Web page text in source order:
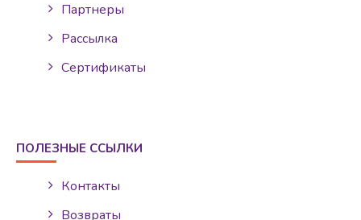
Партнеры
Рассылка
Сертификаты
ПОЛЕЗНЫЕ ССЫЛКИ
Контакты
Возвраты